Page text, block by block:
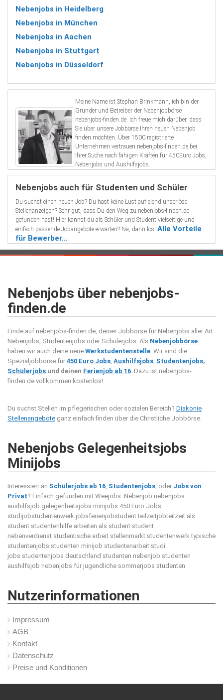
Nebenjobs in Heidelberg
Nebenjobs in München
Nebenjobs in Aachen
Nebenjobs in Stuttgart
Nebenjobs in Düsseldorf
Meine Name ist Stephan Brinkmann, ich bin der
Gründer und Betreiber der Nebenjobbörse
nebenjobs-finden.de. Ich freue mich darüber, dass
Sie über unsere Jobbörse Ihren neuen Nebenjob
finden möchten. Über 1500 registrierte
Unternehmen vertrauen nebenjobs-finden.de bei
Ihrer Suche nach fähigen Kräften für 450Euro Jobs,
Nebenjobs und Aushilfsjobs.
Nebenjobs auch für Studenten und Schüler
Du suchst einen neuen Job? Du hast keine Lust auf elend unseriöse
Stellenanzeigen? Sehr gut, dass Du den Weg zu nebenjobs-finden.de
gefunden hast! Hier kannst du als Schüler und Student vielseitige und
einfach passende Jobangebote erwarten? Na, dann los! Alle Vorteile
für Bewerber...
Nebenjobs über nebenjobs-
finden.de
Finde auf nebenjobs-finden.de, deiner Jobbörse für Nebenjobs aller Art
Nebenjobs, Studentenjobs oder Schülerjobs. Als Nebenjobbörse
haben wir auch deine neue Werkstudentenstelle. Wir sind die
Spezialjobbörse für 450 Euro Jobs, Aushilfsjobs, Studentenjobs,
Schülerjobs und deinen Ferienjob ab 16. Dazu ist nebenjobs-
finden.de vollkommen kostenlos!
Du suchst Stellen im pflegerischen oder sozialen Bereich? Diakonie
Stellenangebote ganz einfach finden über die Christliche Jobbörse.
Nebenjobs Gelegenheitsjobs
Minijobs
Interessiert an Schülerjobs ab 16, Studentenjobs, oder Jobs von
Privat? Einfach gefunden mit Weejobs. Nebenjob nebenjobs
aushilfsjob gelegenheitsjobs minijobs 450 Euro Jobs
studijobstudentenwerk jobsferienjobstudent teilzeitjobteilzeit als
student studentenhilfe arbeiten als student student
nebenverdienst studentische arbeit stellenmarkt studentenwerk typische
studentenjobs studenten minijob studentenarbeit studi
jobs studentenjobs deutschland studenten nebenjob studenten
aushilfsjob nebenjobs für jugendliche sommerjobs studenten
Nutzerinformationen
Impressum
AGB
Kontakt
Datenschutz
Preise und Konditionen